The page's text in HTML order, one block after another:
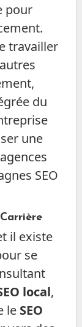
pour
travailler
du
une
SEO
il existe
se
local,
le SEO